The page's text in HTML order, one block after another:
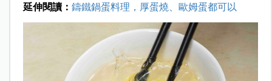
延伸閱讀： 鑄鐵鍋蛋料理，厚蛋燒、歐姆蛋都可以